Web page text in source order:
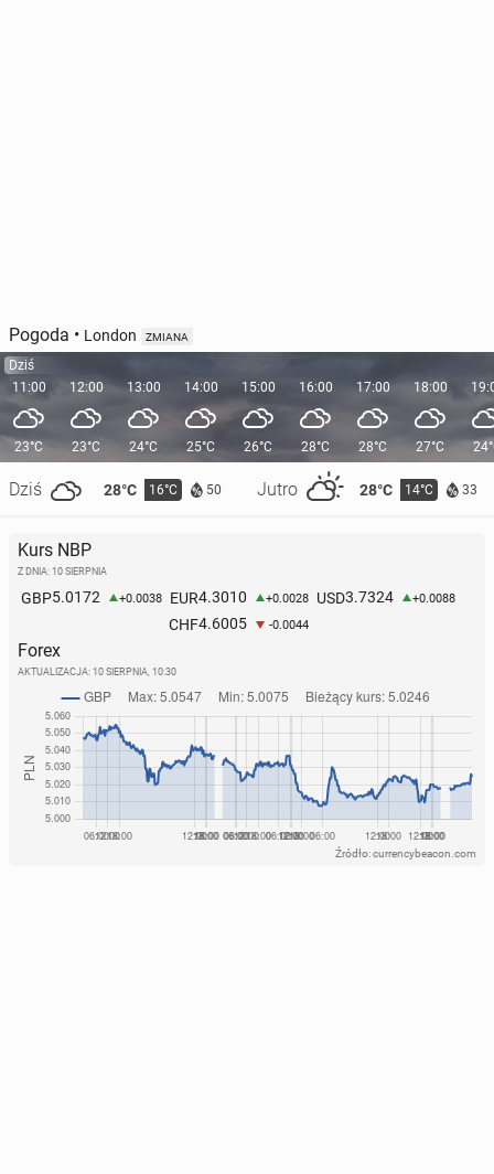
Pogoda • London ZMIANA
Dziś
11:00
23°C
Dziś 28°C 16°C 50 Jutro 28°C 14°C 33
12:00
23°C
13:00
24°C
14:00
25°C
15:00
26°C
16:00
28°C
17:00
28°C
18:00
27°C
Kurs NBP
Z DNIA: 10 SIERPNIA
GBP5.0172 +0.0038 EUR4.3010 +0.0028 USD3.7324 +0.0088
CHF4.6005 -0.0044
Forex
AKTUALIZACJA: 10 SIERPNIA, 10:30
Źródło: currencybeacon.com